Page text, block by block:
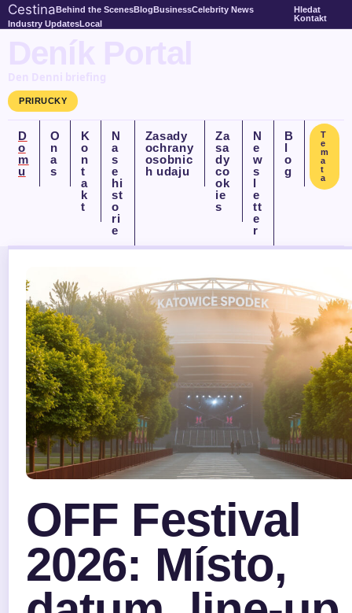
CestinaBehind the ScenesBlogBusinessCelebrity News
Industry UpdatesLocal
Hledat
Kontakt
Deník Portal
Den Denni briefing
PRIRUCKY
D
o
m
u
O
n
a
s
K
o
n
t
a
k
t
N
a
s
e
hi
st
o
ri
e
Zasady
ochrany
osobnic
h udaju
Za
sa
dy
co
ok
ie
s
N
e
w
s
l
e
tt
e
r
B
l
o
g
T
e
m
a
t
a
OFF Festival
2026: Místo,